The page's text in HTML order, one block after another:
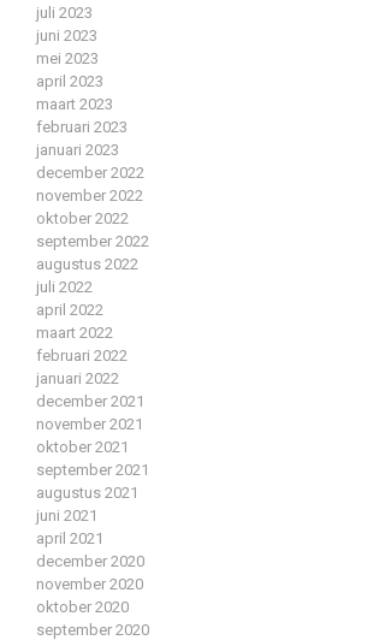
juli 2023
juni 2023
mei 2023
april 2023
maart 2023
februari 2023
januari 2023
december 2022
november 2022
oktober 2022
september 2022
augustus 2022
juli 2022
april 2022
maart 2022
februari 2022
januari 2022
december 2021
november 2021
oktober 2021
september 2021
augustus 2021
juni 2021
april 2021
december 2020
november 2020
oktober 2020
september 2020